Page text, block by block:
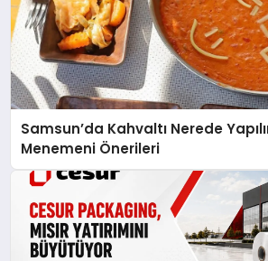
Samsun’da Kahvaltı Nerede
Menemeni Önerileri